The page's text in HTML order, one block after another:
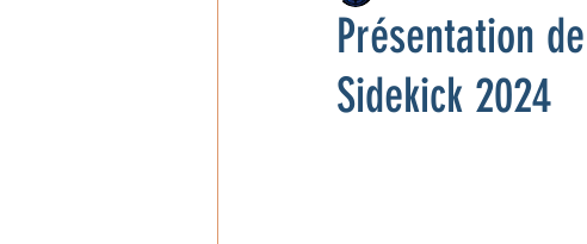
Présentation
Sidekick 2024